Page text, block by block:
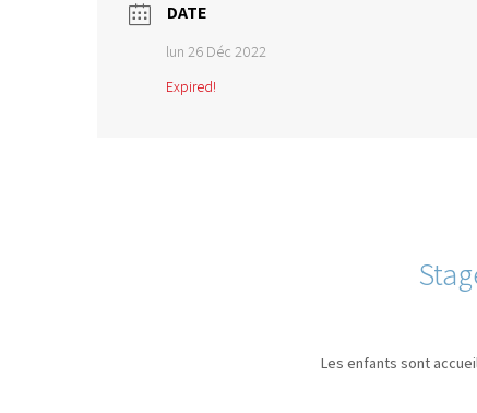
DATE
lun 26 Déc 2022
Expired!
Les enfants sont